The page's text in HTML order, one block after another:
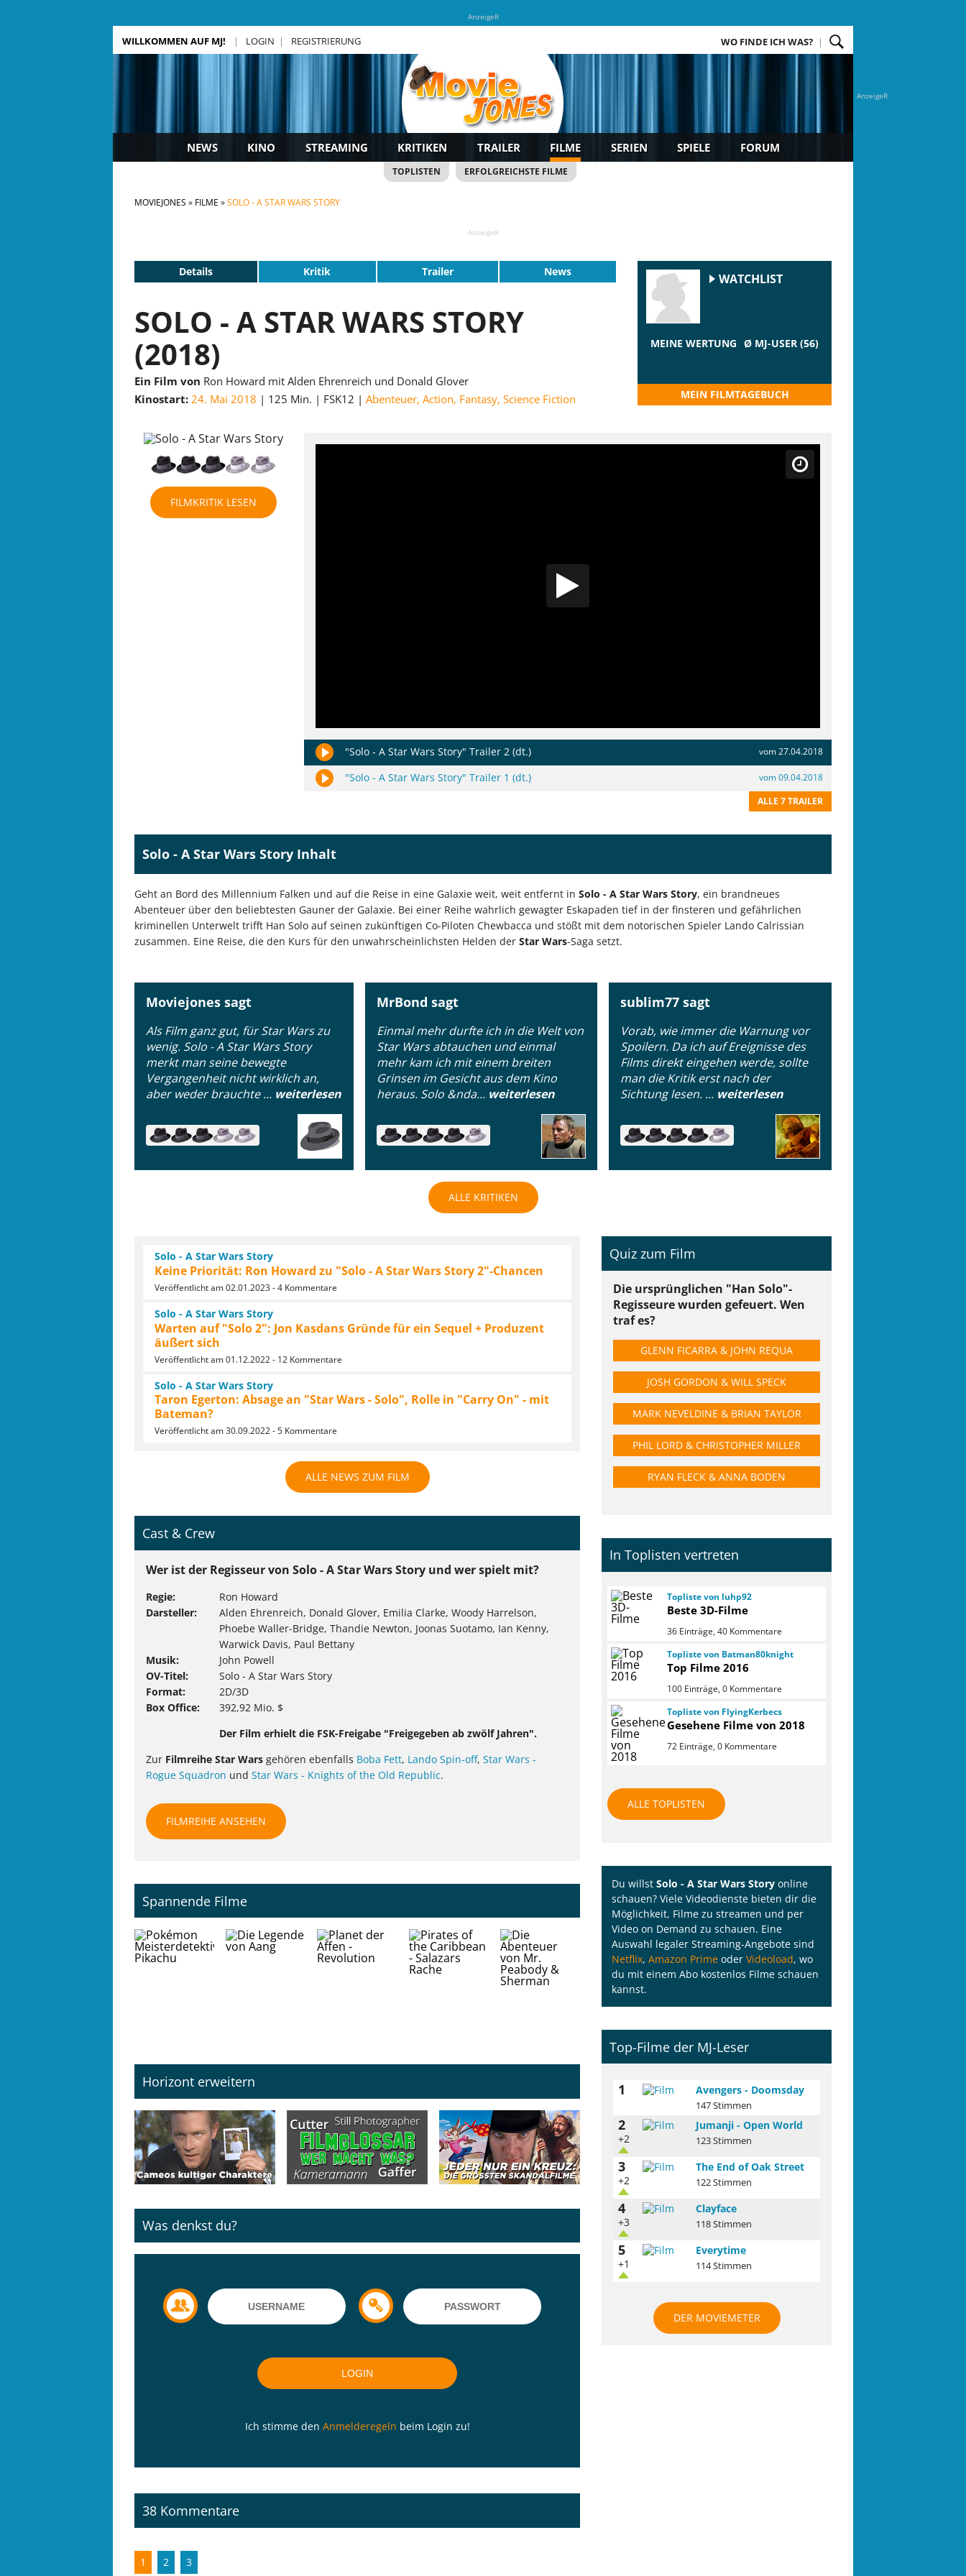
AnzeigeR
AnzeigeR
WILLKOMMEN AUF MJ! LOGIN REGISTRIERUNG WO FINDE ICH WAS?
NEWS KINO STREAMING KRITIKEN TRAILER FILME SERIEN SPIELE FORUM
TOPLISTEN ERFOLGREICHSTE FILME
MOVIEJONES FILME SOLO - A STAR WARS STORY
AnzeigeR
Details Kritik Trailer News
SOLO - A STAR WARS STORY
(2018)
Ein Film von Ron Howard mit Alden Ehrenreich und Donald Glover
Kinostart: 24. Mai 2018 125 Min. FSK12 Abenteuer, Action, Fantasy, Science Fiction
WATCHLIST
MEINE WERTUNG Ø MJ-USER (56)
MEIN FILMTAGEBUCH
FILMKRITIK LESEN
"Solo - A Star Wars Story" Trailer 2 (dt.) vom 27.04.2018
"Solo - A Star Wars Story" Trailer 1 (dt.)
vom 09.04.2018
ALLE 7 TRAILER
Solo - A Star Wars Story Inhalt
Geht an Bord des Millennium Falken und auf die Reise in eine Galaxie weit, weit entfernt in Solo - A Star Wars Story, ein brandneues
Abenteuer über den beliebtesten Gauner der Galaxie. Bei einer Reihe wahrlich gewagter Eskapaden tief in der finsteren und gefährlichen
kriminellen Unterwelt trifft Han Solo auf seinen zukünftigen Co-Piloten Chewbacca und stößt mit dem notorischen Spieler Lando Calrissian
zusammen. Eine Reise, die den Kurs für den unwahrscheinlichsten Helden der Star Wars-Saga setzt.
Moviejones sagt
Als Film ganz gut, für Star Wars zu
wenig. Solo - A Star Wars Story
merkt man seine bewegte
Vergangenheit nicht wirklich an,
aber weder brauchte ... weiterlesen
MrBond sagt
Einmal mehr durfte ich in die Welt von
Star Wars abtauchen und einmal
mehr kam ich mit einem breiten
Grinsen im Gesicht aus dem Kino
heraus. Solo &nda... weiterlesen
sublim77 sagt
Vorab, wie immer die Warnung vor
Spoilern. Da ich auf Ereignisse des
Films direkt eingehen werde, sollte
man die Kritik erst nach der
Sichtung lesen. ... weiterlesen
ALLE KRITIKEN
Solo - A Star Wars Story
Keine Priorität: Ron Howard zu "Solo - A Star Wars Story 2"-Chancen
Veröffentlicht am 02.01.2023 - 4 Kommentare
Solo - A Star Wars Story
Warten auf "Solo 2": Jon Kasdans Gründe für ein Sequel + Produzent
äußert sich
Veröffentlicht am 01.12.2022 - 12 Kommentare
Solo - A Star Wars Story
Taron Egerton: Absage an "Star Wars - Solo", Rolle in "Carry On" - mit
Bateman?
Veröffentlicht am 30.09.2022 - 5 Kommentare
ALLE NEWS ZUM FILM
Cast & Crew
Wer ist der Regisseur von Solo - A Star Wars Story und wer spielt mit?
Regie
Ron Howard
Darsteller
Alden Ehrenreich, Donald Glover, Emilia Clarke, Woody Harrelson,
Phoebe Waller-Bridge, Thandie Newton, Joonas Suotamo, Ian Kenny,
Warwick Davis, Paul Bettany
Musik
John Powell
OV-Titel
Solo - A Star Wars Story
Format
2D/3D
Box Office
392,92 Mio. $
Der Film erhielt die FSK-Freigabe "Freigegeben ab zwölf Jahren".
Zur Filmreihe Star Wars gehören ebenfalls Boba Fett, Lando Spin-off, Star Wars -
Rogue Squadron und Star Wars - Knights of the Old Republic.
FILMREIHE ANSEHEN
Spannende Filme
Horizont erweitern
Was denkst du?
Ich stimme den Anmelderegeln beim Login zu!
38 Kommentare
1 2 3
Quiz zum Film
Die ursprünglichen "Han Solo"-
Regisseure wurden gefeuert. Wen
traf es?
GLENN FICARRA & JOHN REQUA
JOSH GORDON & WILL SPECK
MARK NEVELDINE & BRIAN TAYLOR
PHIL LORD & CHRISTOPHER MILLER
RYAN FLECK & ANNA BODEN
In Toplisten vertreten
Topliste von luhp92
Beste 3D-Filme
36 Einträge, 40 Kommentare
Topliste von Batman80knight
Top Filme 2016
100 Einträge, 0 Kommentare
Topliste von FlyingKerbecs
Gesehene Filme von 2018
72 Einträge, 0 Kommentare
ALLE TOPLISTEN
Du willst Solo - A Star Wars Story online
schauen? Viele Videodienste bieten dir die
Möglichkeit, Filme zu streamen und per
Video on Demand zu schauen. Eine
Auswahl legaler Streaming-Angebote sind
Netflix, Amazon Prime oder Videoload, wo
du mit einem Abo kostenlos Filme schauen
kannst.
Top-Filme der MJ-Leser
1 Avengers - Doomsday
147 Stimmen
2
+2
Jumanji - Open World
123 Stimmen
3
+2
The End of Oak Street
122 Stimmen
4
+3
Clayface
118 Stimmen
5
+1
Everytime
114 Stimmen
DER MOVIEMETER